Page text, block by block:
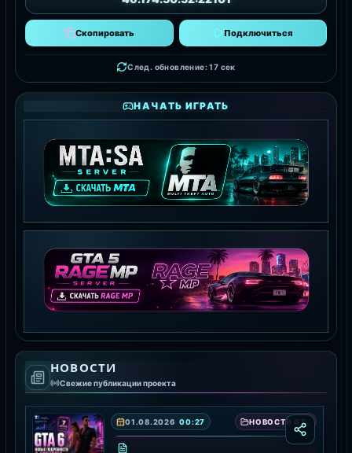
Скопировать Подключиться
След. обновление: 16 сек
НАЧАТЬ ИГРАТЬ
MTA:SA SERVER
СКАЧАТЬ MTA
GTA 5 RAGE MP
СКАЧАТЬ RAGE MP
НОВОСТИ
Свежие публикации проекта
01.08.2026 00:27 НОВОСТИ GTA 6 — ДАТА ВЫХОДА, ТРЕЙЛЕРЫ И ПОДРОБНОСТИ ИГРЫ